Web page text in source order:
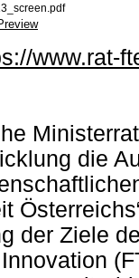
www.rat-
die
der Ziele